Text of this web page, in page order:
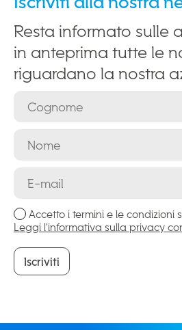
Resta informato sulle
in anteprima tutte le
riguardano la nostra
Accetto i termini e le condizioni
Leggi l'informativa sulla privacy
Iscriviti
Iscriviti